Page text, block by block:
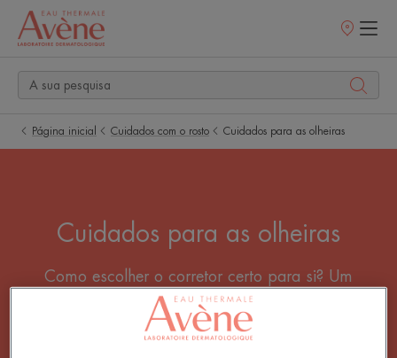
Pontos
Página inicial Cuidados com o rosto Cuidados para as olheiras
Cuidados para as olheiras
Como escolher o corretor certo para si? Um
corretor eficaz é aquele que refresca e ilumina os
olhos de forma subtil. A chave: combine a sombra